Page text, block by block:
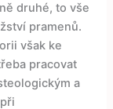
druhé, to vše
pramenů.
však ke
pracovat
a